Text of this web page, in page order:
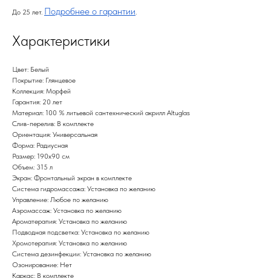
До 25 лет. Подробнее о гарантии.
Характеристики
Цвет: Белый
Покрытие: Глянцевое
Коллекция: Морфей
Гарантия: 20 лет
Материал: 100 % литьевой сантехнический акрилл Altuglas
Слив-перелив: В комплекте
Ориентация: Универсальная
Форма: Радиусная
Размер: 190х90 см
Объем: 315 л
Экран: Фронтальный экран в комплекте
Система гидромассажа: Установка по желанию
Управление: Любое по желанию
Аэромассаж: Установка по желанию
Ароматерапия: Установка по желанию
Подводная подсветка: Установка по желанию
Хромотерапия: Установка по желанию
Система дезинфекции: Установка по желанию
Озонирование: Нет
Каркас: В комплекте